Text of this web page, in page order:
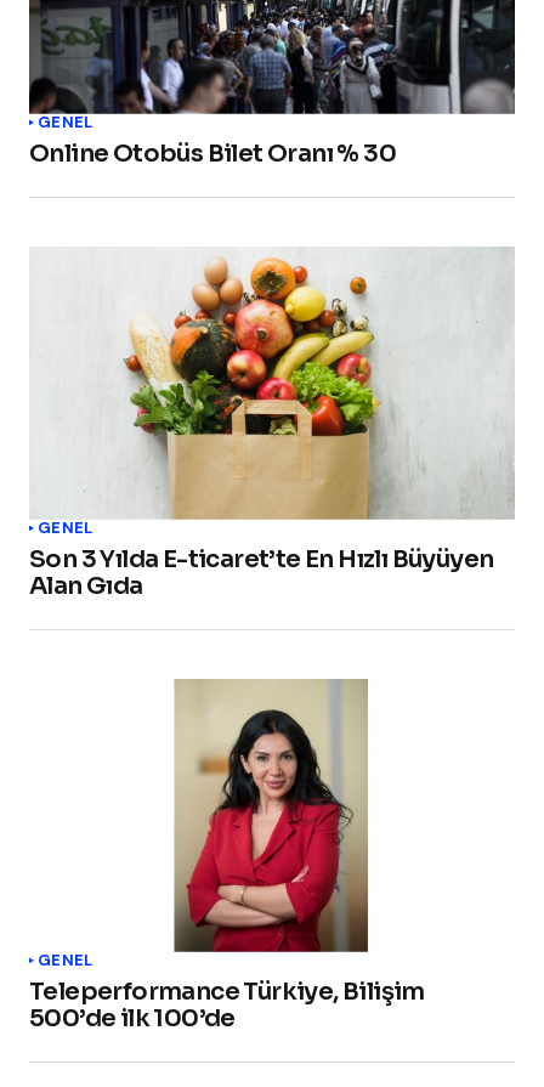
GENEL
Online Otobüs Bilet Oranı % 30
GENEL
Son 3 Yılda E-ticaret’te En Hızlı Büyüyen
Alan Gıda
GENEL
Teleperformance Türkiye, Bilişim
500’de ilk 100’de